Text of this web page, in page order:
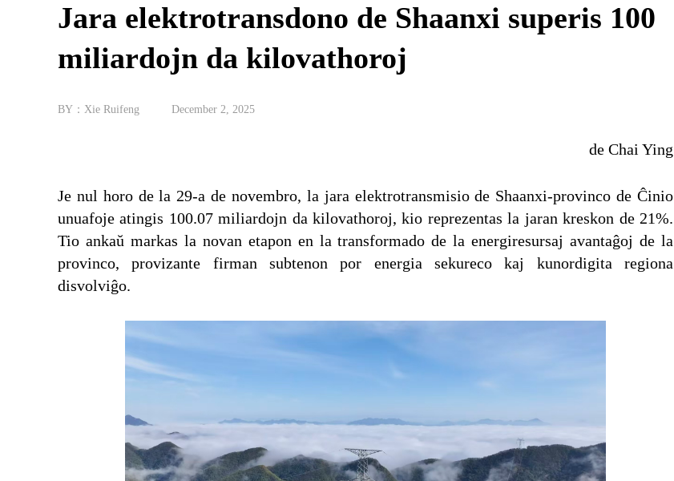
Jara elektrotransdono de Shaanxi superis 100
miliardojn da kilovathoroj
BY：Xie Ruifeng December 2, 2025
de Chai Ying
Je nul horo de la 29-a de novembro, la jara elektrotransmisio de Shaanxi-provinco de Ĉinio
unuafoje atingis 100.07 miliardojn da kilovathoroj, kio reprezentas la jaran kreskon de 21%.
Tio ankaŭ markas la novan etapon en la transformado de la energiresursaj avantaĝoj de la
provinco, provizante firman subtenon por energia sekureco kaj kunordigita regiona
disvolviĝo.